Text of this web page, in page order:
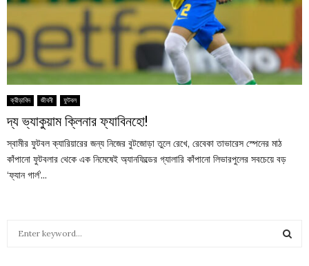
ক্রীড়াবিদ জীবনী ফুটবল
দ্য ভ্যাকুয়াম ক্লিনার ফ্যাবিনহো!
স্বামীর ফুটবল ক্যারিয়ারের জন্য নিজের বুটজোড়া তুলে রেখে, রেবেকা তাভারেস স্পেনের মাঠ
কাঁপানো ফুটবলার থেকে এক নিমেষেই অ্যানফিল্ডের গ্যালারি কাঁপানো লিভারপুলের সবচেয়ে বড়
‘ফ্যান গার্ল’...